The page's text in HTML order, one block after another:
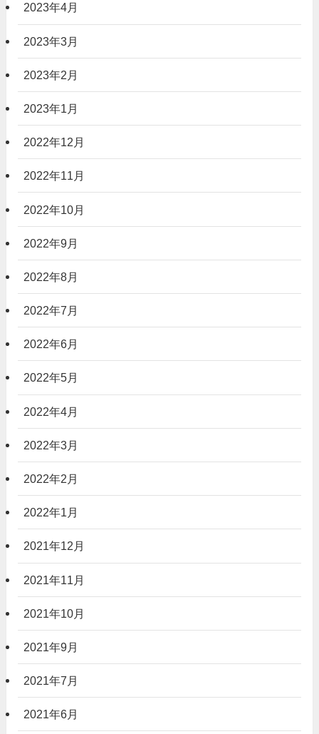
2023年4月
2023年3月
2023年2月
2023年1月
2022年12月
2022年11月
2022年10月
2022年9月
2022年8月
2022年7月
2022年6月
2022年5月
2022年4月
2022年3月
2022年2月
2022年1月
2021年12月
2021年11月
2021年10月
2021年9月
2021年7月
2021年6月